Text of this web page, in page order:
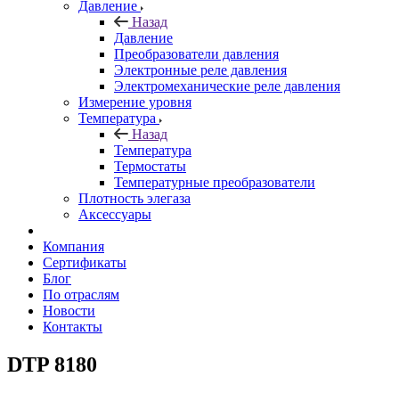
Давление
Назад
Давление
Преобразователи давления
Электронные реле давления
Электромеханические реле давления
Измерение уровня
Температура
Назад
Температура
Термостаты
Температурные преобразователи
Плотность элегаза
Аксессуары
Компания
Сертификаты
Блог
По отраслям
Новости
Контакты
DTP 8180